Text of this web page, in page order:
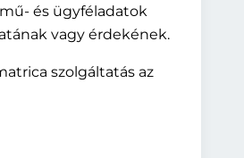
és ügyféladatok
vagy érdekének.
szolgáltatás az